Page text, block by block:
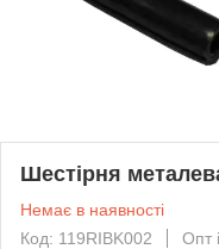
Шестірня
Немає в наявності
Код: 119RIBK002
Опт